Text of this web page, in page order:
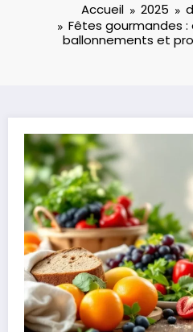
Accueil 2025
Fêtes gourmandes
ballonnements et